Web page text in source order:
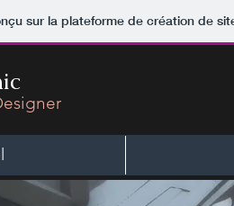
sur la plateforme de création de